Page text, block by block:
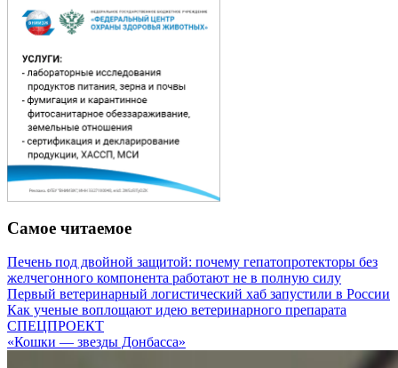
Самое читаемое
Печень под двойной защитой: почему гепатопротекторы без
желчегонного компонента работают не в полную силу
Первый ветеринарный логистический хаб запустили в России
Как ученые воплощают идею ветеринарного препарата
СПЕЦПРОЕКТ
«Кошки — звезды Донбасса»